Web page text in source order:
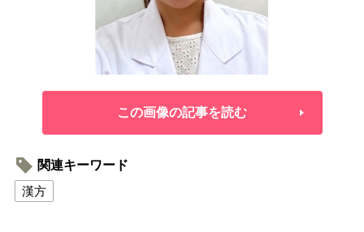
この画像の記事を読む
関連キーワード
漢方